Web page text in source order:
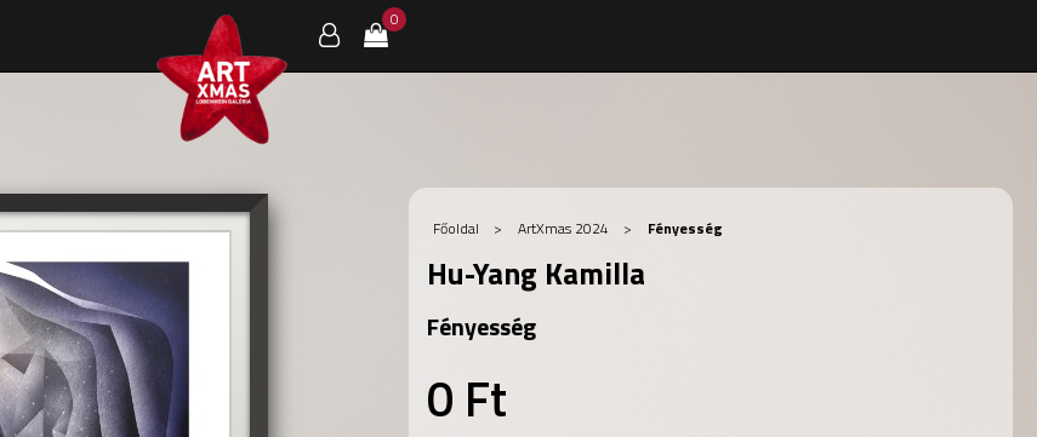
0
Főoldal > ArtXmas 2024 > Fényesség
Hu-Yang Kamilla
Fényesség
0 Ft